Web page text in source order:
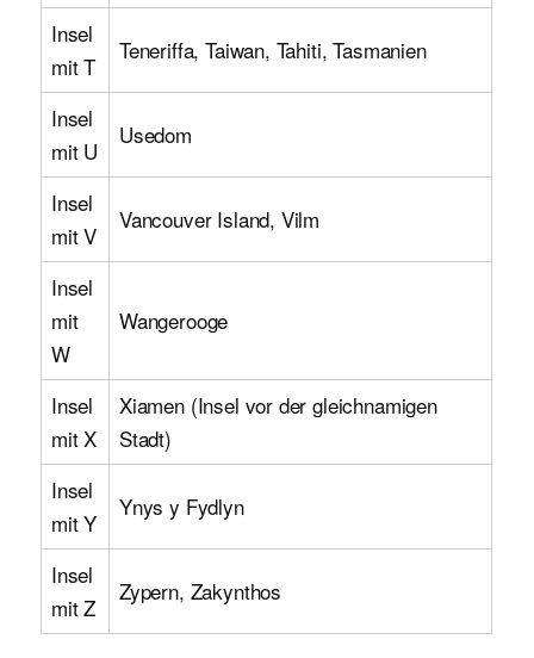
Insel
mit T
Teneriffa, Taiwan, Tahiti, Tasmanien
Insel
mit U
Usedom
Insel
mit V
Vancouver Island, Vilm
Insel
mit
W
Wangerooge
Insel
mit X
Xiamen (Insel vor der gleichnamigen
Stadt)
Insel
mit Y
Ynys y Fydlyn
Insel
mit Z
Zypern, Zakynthos